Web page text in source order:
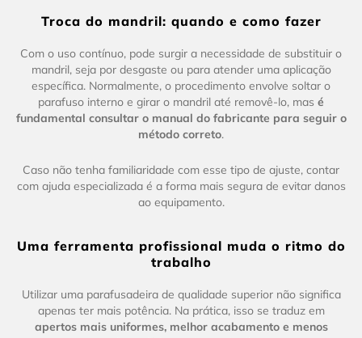
Troca do mandril: quando e como fazer
Com o uso contínuo, pode surgir a necessidade de substituir o
mandril, seja por desgaste ou para atender uma aplicação
específica. Normalmente, o procedimento envolve soltar o
parafuso interno e girar o mandril até removê-lo, mas é
fundamental consultar o manual do fabricante para seguir o
método correto.
Caso não tenha familiaridade com esse tipo de ajuste, contar
com ajuda especializada é a forma mais segura de evitar danos
ao equipamento.
Uma ferramenta profissional muda o ritmo do
trabalho
Utilizar uma parafusadeira de qualidade superior não significa
apenas ter mais potência. Na prática, isso se traduz em
apertos mais uniformes, melhor acabamento e menos